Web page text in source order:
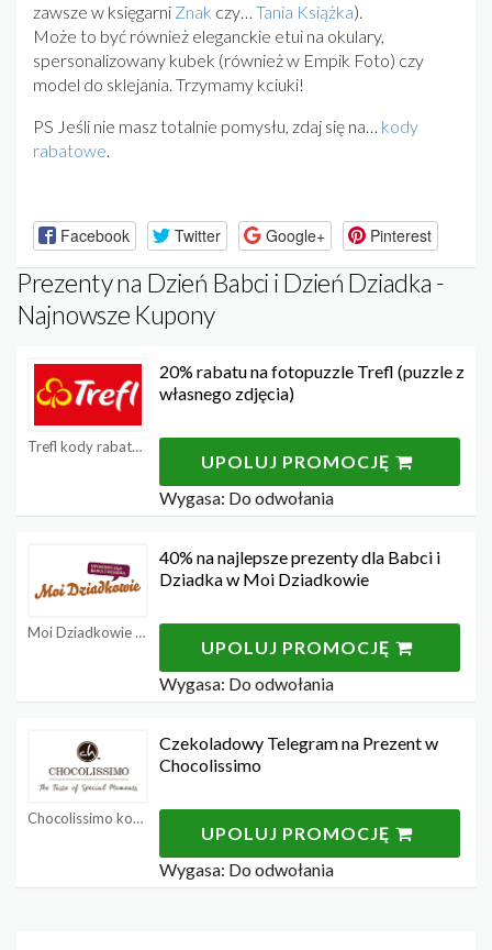
zawsze w księgarni Znak czy… Tania Książka).
Może to być również eleganckie etui na okulary,
spersonalizowany kubek (również w Empik Foto) czy
model do sklejania. Trzymamy kciuki!
PS Jeśli nie masz totalnie pomysłu, zdaj się na… kody
rabatowe.
Facebook Twitter Google+ Pinterest
Prezenty na Dzień Babci i Dzień Dziadka -
Najnowsze Kupony
Trefl kody rabatowe
20% rabatu na fotopuzzle Trefl (puzzle z
własnego zdjęcia)
UPOLUJ PROMOCJĘ
Wygasa: Do odwołania
Moi Dziadkowie kody rabatowe
40% na najlepsze prezenty dla Babci i
Dziadka w Moi Dziadkowie
UPOLUJ PROMOCJĘ
Wygasa: Do odwołania
Chocolissimo kody rabatowe
Czekoladowy Telegram na Prezent w
Chocolissimo
UPOLUJ PROMOCJĘ
Wygasa: Do odwołania